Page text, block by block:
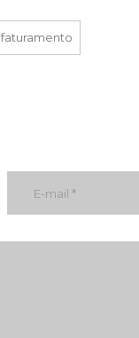
faturamento